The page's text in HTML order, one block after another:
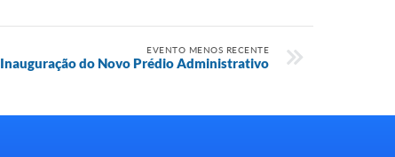
EVENTO MENOS RECENTE
Inauguração do Novo Prédio Administrativo